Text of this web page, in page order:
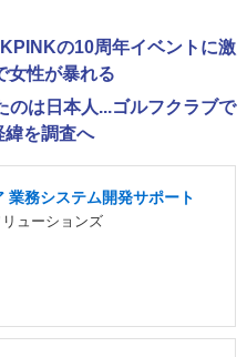
の10周年イベントに激
女性が暴れる
のは日本人...ゴルフクラブで
緯を調査へ
業務システム開発サポート
ューションズ